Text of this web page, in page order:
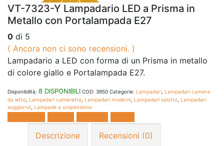
VT-7323-Y Lampadario LED a Prisma in
Metallo con Portalampada E27
0 di 5
( Ancora non ci sono recensioni. )
Lampadario a LED con forma di un Prisma in metallo
di colore giallo e Portalampada E27.
Disponibilità: 8 DISPONIBILI COD: 3950 Categorie: Lampadari Lampadari camera
da letto Lampadari cameretta Lampadari moderni Lampadari salotto Lampadari
soggiorno Lampade a sospensione
Descrizione
Recensioni (0)